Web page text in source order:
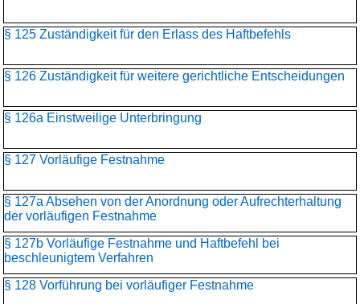
§ 125 Zuständigkeit für den Erlass des Haftbefehls
§ 126 Zuständigkeit für weitere gerichtliche Entscheidungen
§ 126a Einstweilige Unterbringung
§ 127 Vorläufige Festnahme
§ 127a Absehen von der Anordnung oder Aufrechterhaltung
der vorläufigen Festnahme
§ 127b Vorläufige Festnahme und Haftbefehl bei
beschleunigtem Verfahren
§ 128 Vorführung bei vorläufiger Festnahme